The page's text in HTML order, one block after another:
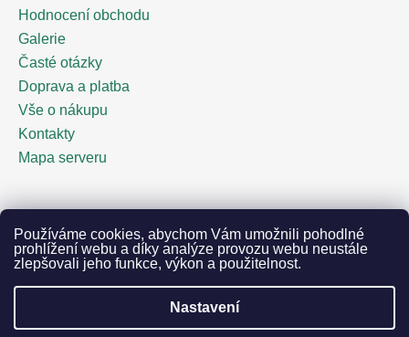
Používáme cookies, abychom Vám umožnili pohodlné
prohlížení webu a díky analýze provozu webu neustále
zlepšovali jeho funkce, výkon a použitelnost.
Nastavení
Hodnocení obchodu
Galerie
Časté otázky
Doprava a platba
Vše o nákupu
Kontakty
Mapa serveru
Facebook
Vytvořil Shoptet